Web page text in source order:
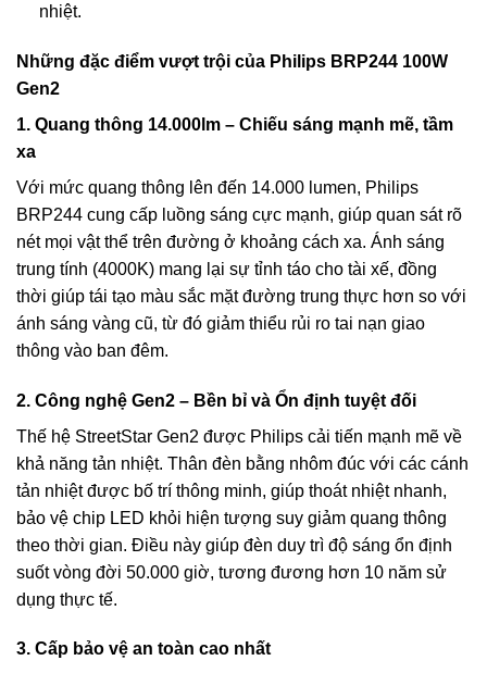
nhiệt.
Những đặc điểm vượt trội của Philips BRP244 100W
Gen2
1. Quang thông 14.000lm – Chiếu sáng mạnh mẽ, tầm
xa
Với mức quang thông lên đến 14.000 lumen, Philips
BRP244 cung cấp luồng sáng cực mạnh, giúp quan sát rõ
nét mọi vật thể trên đường ở khoảng cách xa. Ánh sáng
trung tính (4000K) mang lại sự tỉnh táo cho tài xế, đồng
thời giúp tái tạo màu sắc mặt đường trung thực hơn so với
ánh sáng vàng cũ, từ đó giảm thiểu rủi ro tai nạn giao
thông vào ban đêm.
2. Công nghệ Gen2 – Bền bỉ và Ổn định tuyệt đối
Thế hệ StreetStar Gen2 được Philips cải tiến mạnh mẽ về
khả năng tản nhiệt. Thân đèn bằng nhôm đúc với các cánh
tản nhiệt được bố trí thông minh, giúp thoát nhiệt nhanh,
bảo vệ chip LED khỏi hiện tượng suy giảm quang thông
theo thời gian. Điều này giúp đèn duy trì độ sáng ổn định
suốt vòng đời 50.000 giờ, tương đương hơn 10 năm sử
dụng thực tế.
3. Cấp bảo vệ an toàn cao nhất